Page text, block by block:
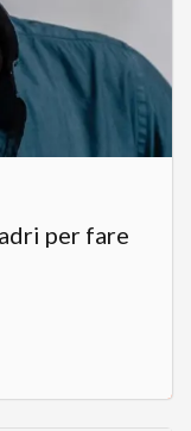
per fare